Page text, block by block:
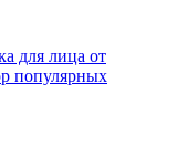
для лица от
популярных